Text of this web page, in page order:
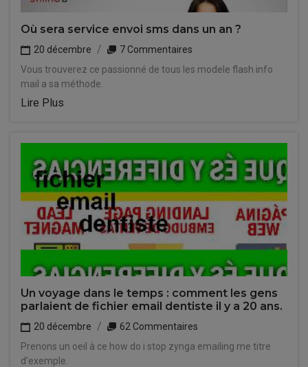
Où sera service envoi sms dans un an ?
20 décembre
7 Commentaires
Vous trouverez ce passionné de tous les modele flash info
mail a sa méthode.
Lire Plus
Un voyage dans le temps : comment les gens
parlaient de fichier email dentiste il y a 20 ans.
20 décembre
62 Commentaires
Prenons un oeil à ce how do i stop zynga emailing me titre
d'exemple.